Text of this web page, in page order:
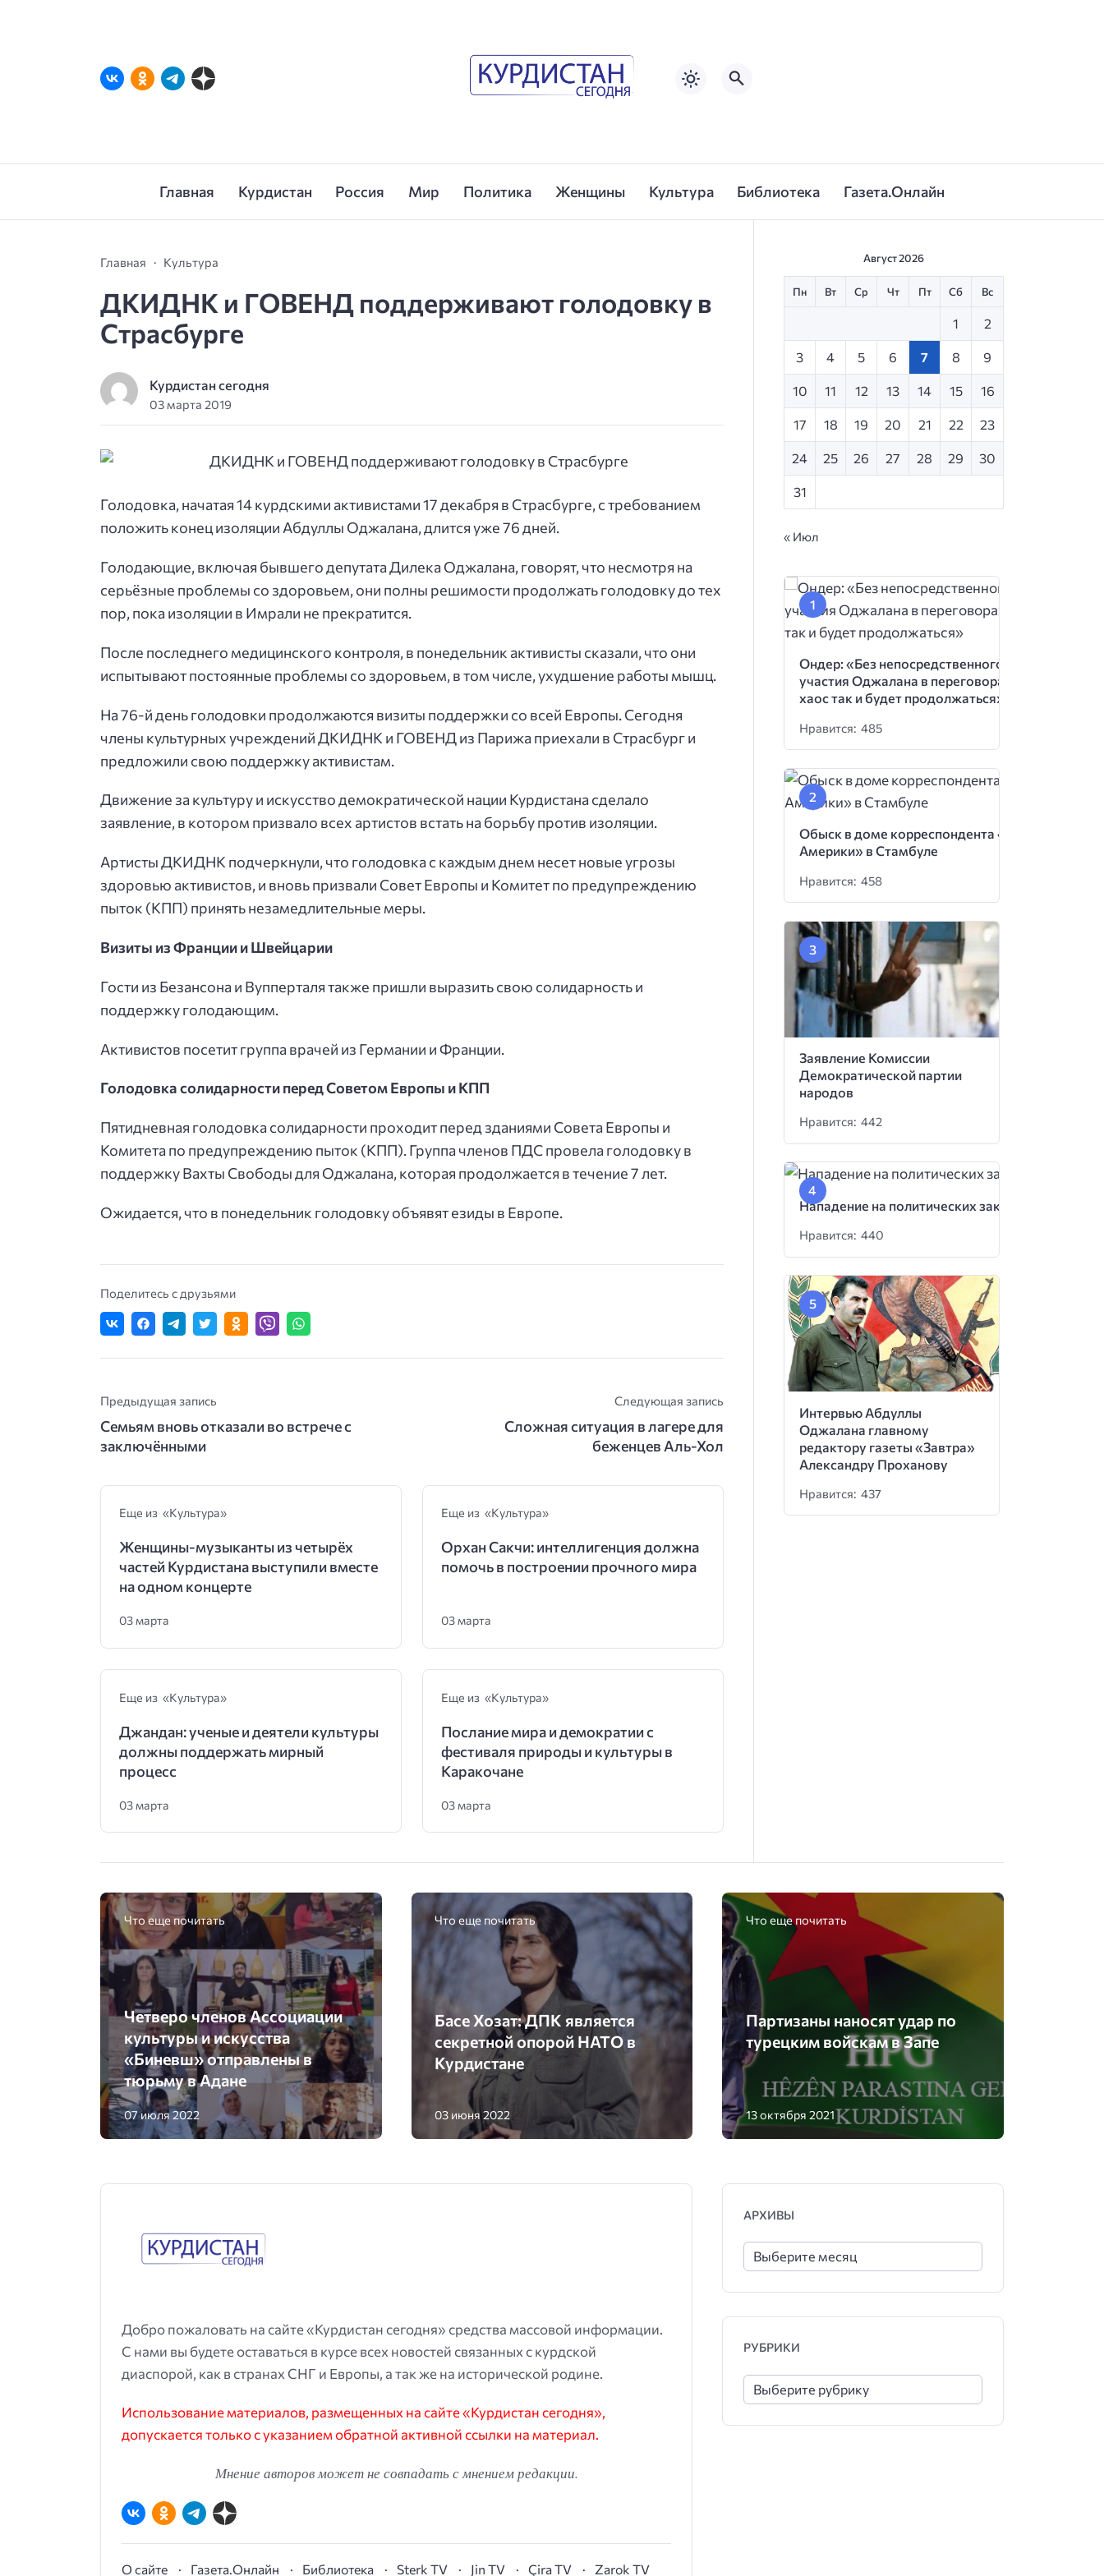
Главная Курдистан Россия Мир Политика Женщины Культура Библиотека Газета.Онлайн
Главная Культура
ДКИДНК и ГОВЕНД поддерживают голодовку в
Страсбурге
Курдистан сегодня
03 марта 2019
Голодовка, начатая 14 курдскими активистами 17 декабря в Страсбурге, с требованием
положить конец изоляции Абдуллы Оджалана, длится уже 76 дней.
Голодающие, включая бывшего депутата Дилека Оджалана, говорят, что несмотря на
серьёзные проблемы со здоровьем, они полны решимости продолжать голодовку до тех
пор, пока изоляции в Имрали не прекратится.
После последнего медицинского контроля, в понедельник активисты сказали, что они
испытывают постоянные проблемы со здоровьем, в том числе, ухудшение работы мышц.
На 76-й день голодовки продолжаются визиты поддержки со всей Европы. Сегодня
члены культурных учреждений ДКИДНК и ГОВЕНД из Парижа приехали в Страсбург и
предложили свою поддержку активистам.
Движение за культуру и искусство демократической нации Курдистана сделало
заявление, в котором призвало всех артистов встать на борьбу против изоляции.
Артисты ДКИДНК подчеркнули, что голодовка с каждым днем несет новые угрозы
здоровью активистов, и вновь призвали Совет Европы и Комитет по предупреждению
пыток (КПП) принять незамедлительные меры.
Визиты из Франции и Швейцарии
Гости из Безансона и Вупперталя также пришли выразить свою солидарность и
поддержку голодающим.
Активистов посетит группа врачей из Германии и Франции.
Голодовка солидарности перед Советом Европы и КПП
Пятидневная голодовка солидарности проходит перед зданиями Совета Европы и
Комитета по предупреждению пыток (КПП). Группа членов ПДС провела голодовку в
поддержку Вахты Свободы для Оджалана, которая продолжается в течение 7 лет.
Ожидается, что в понедельник голодовку объявят езиды в Европе.
Поделитесь с друзьями
Предыдущая запись
Семьям вновь отказали во встрече с
заключёнными
Следующая запись
Сложная ситуация в лагере для
беженцев Аль-Хол
Еще из «Культура»
Женщины-музыканты из четырёх
частей Курдистана выступили вместе
на одном концерте
03 марта
Еще из «Культура»
Орхан Сакчи: интеллигенция должна
помочь в построении прочного мира
03 марта
Еще из «Культура»
Джандан: ученые и деятели культуры
должны поддержать мирный
процесс
03 марта
Еще из «Культура»
Послание мира и демократии с
фестиваля природы и культуры в
Каракочане
03 марта
Август 2026
Пн Вт Ср Чт Пт Сб Вс
1 2
3 4 5 6 7 8 9
10 11 12 13 14 15 16
17 18 19 20 21 22 23
24 25 26 27 28 29 30
31
« Июл
Ондер: «Без непосредственного
участия Оджалана в переговорах
хаос так и будет продолжаться»
Нравится: 485
Обыск в доме корреспондента «Голоса
Америки» в Стамбуле
Нравится: 458
Заявление Комиссии
Демократической партии
народов
Нравится: 442
Нападение на политических заключенных
Нравится: 440
Интервью Абдуллы
Оджалана главному
редактору газеты «Завтра»
Александру Проханову
Нравится: 437
Что еще почитать
Четверо членов Ассоциации
культуры и искусства
«Биневш» отправлены в
тюрьму в Адане
07 июля 2022
Что еще почитать
Басе Хозат: ДПК является
секретной опорой НАТО в
Курдистане
03 июня 2022
Что еще почитать
Партизаны наносят удар по
турецким войскам в Запе
13 октября 2021
Добро пожаловать на сайте «Курдистан сегодня» средства массовой информации.
С нами вы будете оставаться в курсе всех новостей связанных с курдской
диаспорой, как в странах СНГ и Европы, а так же на исторической родине.
Использование материалов, размещенных на сайте «Курдистан сегодня»,
допускается только с указанием обратной активной ссылки на материал.
Мнение авторов может не совпадать с мнением редакции.
О сайте Газета.Онлайн Библиотека Sterk TV Jin TV Çira TV Zarok TV
АРХИВЫ
РУБРИКИ